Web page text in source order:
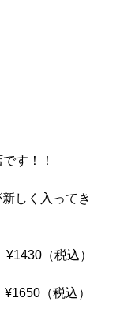
す！！
しく入ってき
（税込）
（税込）